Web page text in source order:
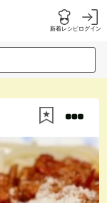
新着レシピログイン